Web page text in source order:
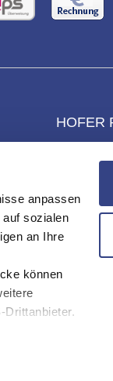
anpassen
sozialen
an Ihre
können
Drittanbieter.
Webseiten
HOFER